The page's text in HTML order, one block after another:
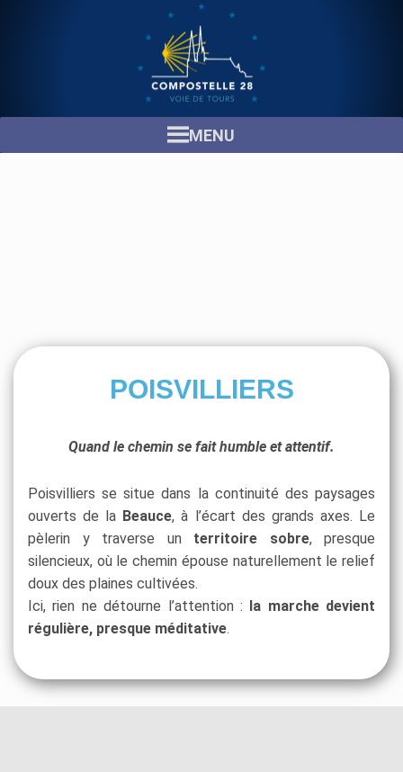
MENU
POISVILLIERS
Quand le chemin se fait humble et attentif.
Poisvilliers se situe dans la continuité des paysages
ouverts de la Beauce, à l’écart des grands axes. Le
pèlerin y traverse un territoire sobre, presque
silencieux, où le chemin épouse naturellement le relief
doux des plaines cultivées.
Ici, rien ne détourne l’attention :
la marche devient
régulière, presque méditative.